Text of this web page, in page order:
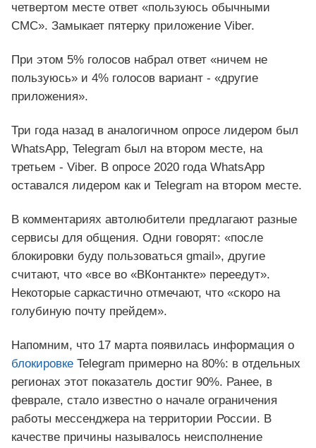
четвертом месте ответ «пользуюсь обычными
СМС». Замыкает пятерку приложение Viber.
При этом 5% голосов набрал ответ «ничем не
пользуюсь» и 4% голосов вариант - «другие
приложения».
Три года назад в аналогичном опросе лидером был
WhatsАpp, Telegram был на втором месте, на
третьем - Viber. В опросе 2020 года WhatsАpp
оставался лидером как и Telegram на втором месте.
В комментариях автолюбители предлагают разные
сервисы для общения. Одни говорят: «после
блокировки буду пользоваться gmail», другие
считают, что «все во «ВКонтанкте» переедут».
Некоторые саркастично отмечают, что «скоро на
голубиную почту прейдем».
Напомним, что 17 марта появилась информация о
блокировке Telegram примерно на 80%: в отдельных
регионах этот показатель достиг 90%. Ранее, в
феврале, стало известно о начале ограничения
работы мессенджера на территории России. В
качестве причины называлось неисполнение